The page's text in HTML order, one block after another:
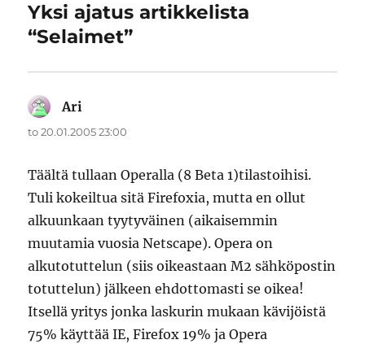
Yksi ajatus artikkelista
“Selaimet”
Ari
to 20.01.2005 23:00
Täältä tullaan Operalla (8 Beta 1)tilastoihisi.
Tuli kokeiltua sitä Firefoxia, mutta en ollut
alkuunkaan tyytyväinen (aikaisemmin
muutamia vuosia Netscape). Opera on
alkutotuttelun (siis oikeastaan M2 sähköpostin
totuttelun) jälkeen ehdottomasti se oikea!
Itsellä yritys jonka laskurin mukaan kävijöistä
75% käyttää IE, Firefox 19% ja Opera